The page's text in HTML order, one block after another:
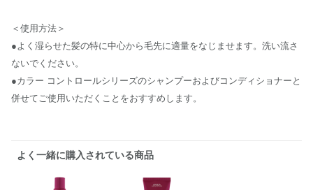
＜使用方法＞
●よく湿らせた髪の特に中心から毛先に適量をなじませます。洗い流さ
ないでください。
●カラー コントロールシリーズのシャンプーおよびコンディショナーと
併せてご使用いただくことをおすすめします。
よく一緒に購入されている商品